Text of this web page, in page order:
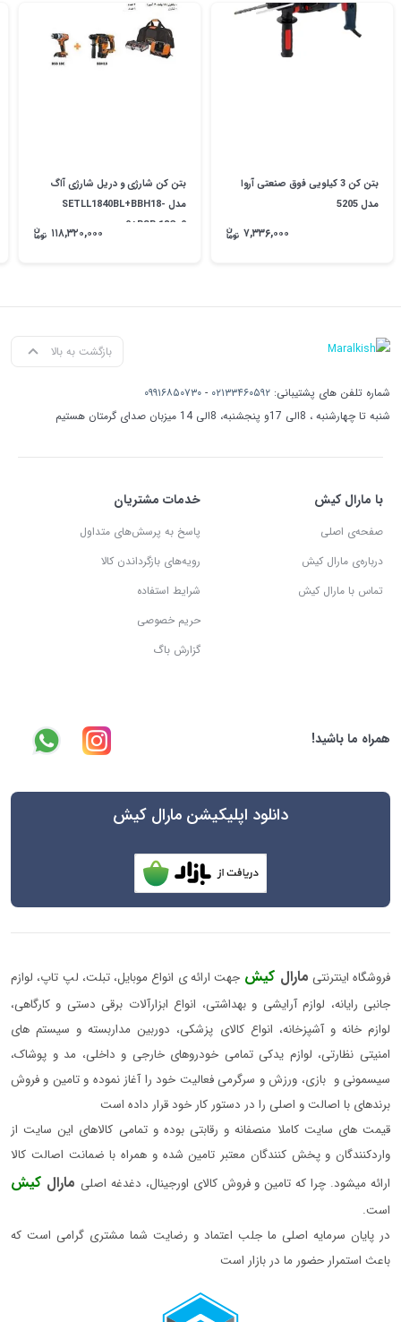
بتن کن 3 کیلویی فوق صنعتی آروا
مدل 5205
۷,۳۳۶,۰۰۰
بتن کن شارژی و دریل شارژی آاگ
مدل SETLL1840BL+BBH18-
0+BSB 18C-0
۱۱۸,۳۲۰,۰۰۰
بازگشت به بالا
شماره تلفن های پشتیبانی: ۰۲۱۳۳۴۶۰۵۹۲ - ۰۹۹۱۶۸۵۰۷۳۰
شنبه تا چهارشنبه ، 8الی 17و پنجشنبه، 8الی 14 میزبان صدای گرمتان هستیم
با مارال کیش
صفحه‌ی اصلی
درباره‌ی مارال کیش
تماس با مارال کیش
خدمات مشتریان
پاسخ به پرسش‌های متداول
رویه‌های بازگرداندن کالا
شرایط استفاده
حریم خصوصی
گزارش باگ
همراه ما باشید!
دانلود اپلیکیشن مارال کیش
فروشگاه اینترنتی مارال کیش جهت ارائه ی انواع موبایل، تبلت، لپ تاپ، لوازم
جانبی رایانه، لوازم آرایشی و بهداشتی، انواع ابزارآلات برقی دستی و کارگاهی،
لوازم خانه و آشپزخانه، انواع کالای پزشکی، دوربین مداربسته و سیستم های
امنیتی نظارتی، لوازم یدکی تمامی خودروهای خارجی و داخلی، مد و پوشاک،
سیسمونی و بازی، ورزش و سرگرمی فعالیت خود را آغاز نموده و تامین و فروش
برندهای با اصالت و اصلی را در دستور کار خود قرار داده است
قیمت های سایت کاملا منصفانه و رقابتی بوده و تمامی کالاهای این سایت از
واردکنندگان و پخش کنندگان معتبر تامین شده و همراه با ضمانت اصالت کالا
ارائه میشود. چرا که تامین و فروش کالای اورجینال، دغدغه اصلی مارال کیش
است.
در پایان سرمایه اصلی ما جلب اعتماد و رضایت شما مشتری گرامی است که
باعث استمرار حضور ما در بازار است